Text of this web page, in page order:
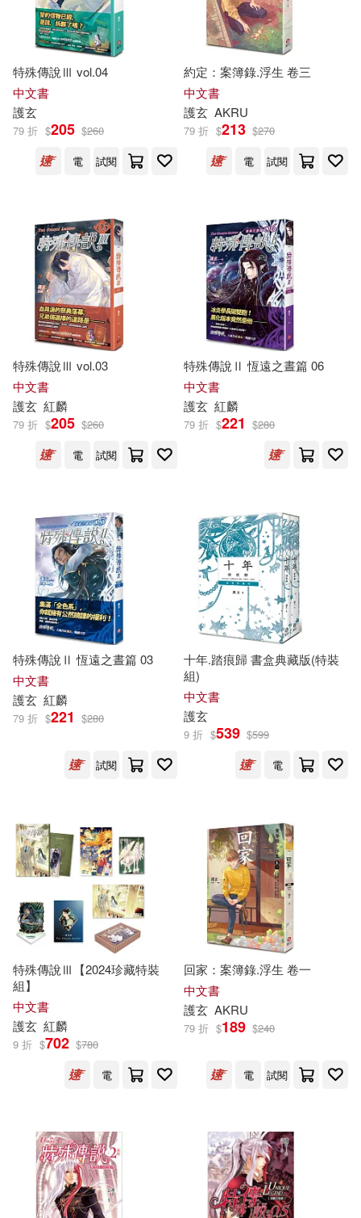
特殊傳說Ⅲ vol.04
中文書
護玄
79 折 $205 $260
電
試閱
約定：案簿錄.浮生 卷三
中文書
護玄 AKRU
79 折 $213 $270
電
試閱
特殊傳說Ⅲ vol.03
中文書
護玄 紅麟
79 折 $205 $260
電
試閱
特殊傳說Ⅱ 恆遠之晝篇 06
中文書
護玄 紅麟
79 折 $221 $280
特殊傳說Ⅱ 恆遠之晝篇 03
中文書
護玄 紅麟
79 折 $221 $280
試閱
十年.踏痕歸 書盒典藏版(特裝
組)
中文書
護玄
9 折 $539 $599
電
特殊傳說Ⅲ【2024珍藏特裝
組】
中文書
護玄 紅麟
9 折 $702 $780
電
回家：案簿錄.浮生 卷一
中文書
護玄 AKRU
79 折 $189 $240
電 試閱